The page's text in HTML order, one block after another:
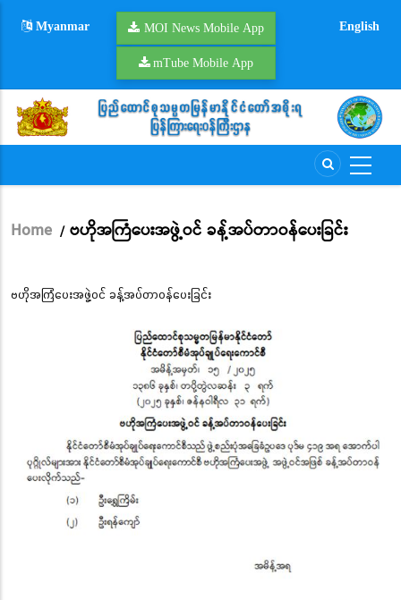
Myanmar MOI News Mobile App
mTube Mobile App
English
Breadcrumb
Home / ဗဟိုအကြံပေးအဖွဲ့ဝင် ခန့်အပ်တာဝန်ပေးခြင်း
ဗဟိုအကြံပေးအဖွဲ့ဝင် ခန့်အပ်တာဝန်ပေးခြင်း